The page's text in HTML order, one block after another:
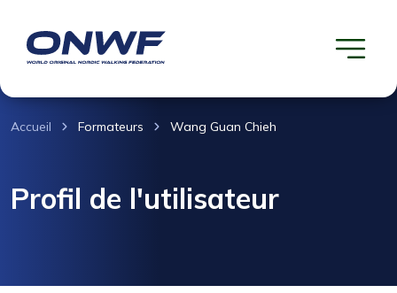
Accueil Formateurs Wang Guan Chieh
Profil de l'utilisateur